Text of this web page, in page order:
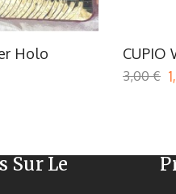
Holo
CUPIO
WOOD
3,00 €
Sur Le